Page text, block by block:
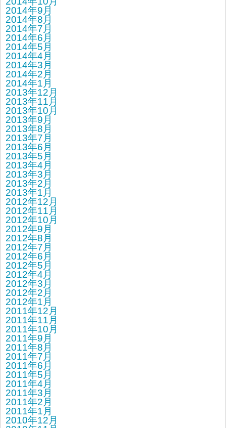
2014年9月
2014年8月
2014年7月
2014年6月
2014年5月
2014年4月
2014年3月
2014年2月
2014年1月
2013年12月
2013年11月
2013年10月
2013年9月
2013年8月
2013年7月
2013年6月
2013年5月
2013年4月
2013年3月
2013年2月
2013年1月
2012年12月
2012年11月
2012年10月
2012年9月
2012年8月
2012年7月
2012年6月
2012年5月
2012年4月
2012年3月
2012年2月
2012年1月
2011年12月
2011年11月
2011年10月
2011年9月
2011年8月
2011年7月
2011年6月
2011年5月
2011年4月
2011年3月
2011年2月
2011年1月
2010年12月